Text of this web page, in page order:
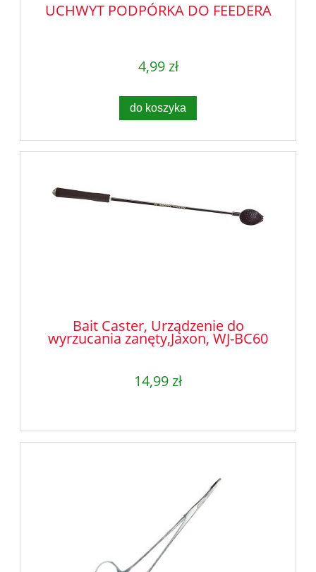
UCHWYT PODPÓRKA DO FEEDERA
4,99 zł
do koszyka
Bait Caster, Urządzenie do
wyrzucania zanęty,Jaxon, WJ-BC60
14,99 zł